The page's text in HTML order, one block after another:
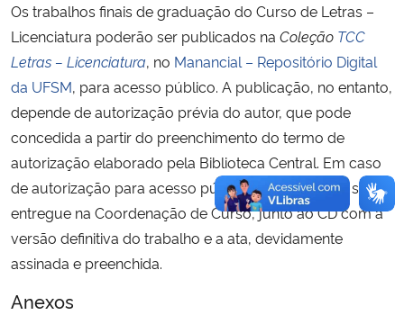
Os trabalhos finais de graduação do Curso de Letras –
Licenciatura poderão ser publicados na Coleção TCC
Letras – Licenciatura, no Manancial – Repositório Digital
da UFSM, para acesso público. A publicação, no entanto,
depende de autorização prévia do autor, que pode
concedida a partir do preenchimento do termo de
autorização elaborado pela Biblioteca Central. Em caso
de autorização para acesso público, o termo deve ser
entregue na Coordenação de Curso, junto ao CD com a
versão definitiva do trabalho e a ata, devidamente
assinada e preenchida.
Anexos